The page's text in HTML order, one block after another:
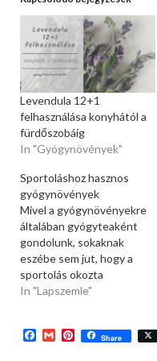
Levendula 12+1
felhasználása konyhától a
fürdőszobáig
In "Gyógynövények"
Sportoláshoz hasznos
gyógynövények
Mivel a gyógynövényekre
általában gyógyteaként
gondolunk, sokaknak
eszébe sem jut, hogy a
sportolás okozta
kellemetlenségek
lehetnek a
In "Lapszemle"
Facebook
GmailPinterest
Share